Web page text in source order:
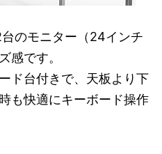
のモニター（24インチ
感です。
ド台付きで、天板より下
も快適にキーボード操作